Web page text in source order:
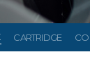
CARTRIDGE